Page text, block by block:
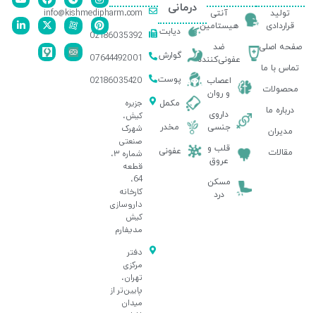
تولید
قراردادی
صفحه اصلی
تماس با ما
محصولات
درباره ما
مدیران
مقالات
آنتی
هیستامین
ضد
عفونی‌کننده
اعصاب
و روان
داروی
جنسی
قلب و
عروق
مسکن
درد
درمانی
دیابت
گوارش
پوست
مکمل
مخدر
عفونی
info@kishmedipharm.com
02186035392
07644492001
02186035420
جزیره
کیش،
شهرک
صنعتی
شماره ۳،
قطعه
64،
کارخانه
داروسازی
کیش
مدیفارم
دفتر
مرکزی
تهران،
پایین‌تر از
میدان